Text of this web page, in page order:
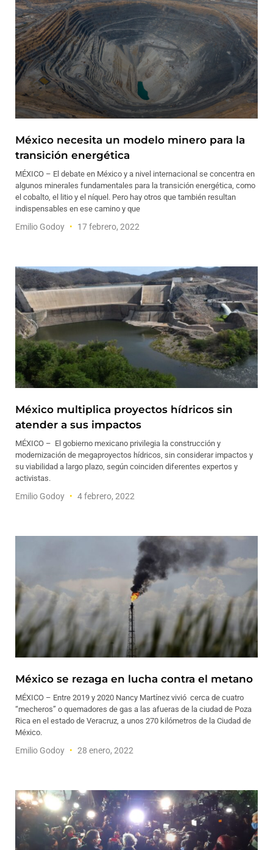
México necesita un modelo minero para la
transición energética
MÉXICO – El debate en México y a nivel internacional se concentra en
algunos minerales fundamentales para la transición energética, como
el cobalto, el litio y el níquel. Pero hay otros que también resultan
indispensables en ese camino y que
Emilio Godoy 17 febrero, 2022
México multiplica proyectos hídricos sin
atender a sus impactos
MÉXICO – El gobierno mexicano privilegia la construcción y
modernización de megaproyectos hídricos, sin considerar impactos y
su viabilidad a largo plazo, según coinciden diferentes expertos y
activistas.
Emilio Godoy 4 febrero, 2022
México se rezaga en lucha contra el metano
MÉXICO – Entre 2019 y 2020 Nancy Martínez vivió cerca de cuatro
“mecheros” o quemadores de gas a las afueras de la ciudad de Poza
Rica en el estado de Veracruz, a unos 270 kilómetros de la Ciudad de
México.
Emilio Godoy 28 enero, 2022